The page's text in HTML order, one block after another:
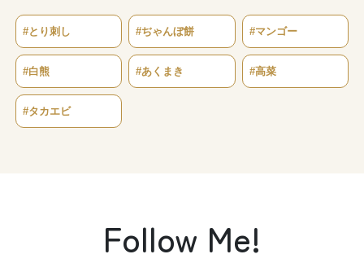
#とり刺し #ぢゃんぼ餅 #マンゴー
#白熊 #あくまき #高菜
#タカエビ
Follow Me!